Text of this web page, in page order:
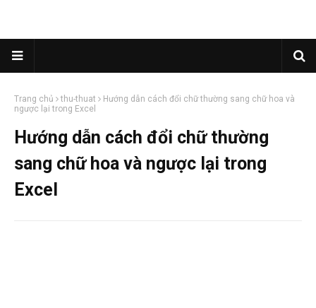
Trang chủ thu-thuat
Hướng dẫn cách đổi chữ thường sang chữ hoa và
ngược lại trong Excel
Hướng dẫn cách đổi chữ thường
sang chữ hoa và ngược lại trong
Excel